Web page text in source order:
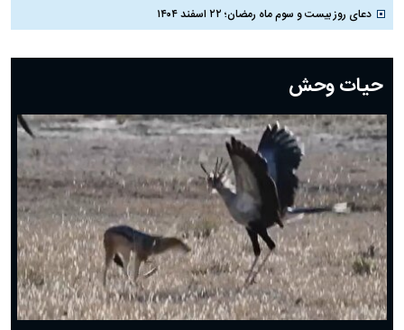
دعای روز بیست و سوم ماه رمضان؛ ۲۲ اسفند ۱۴۰۴
دعای روز بیستم ماه رمضان؛ ۱۹ اسفند ۱۴۰۴
دعای روز هشتم ماه مبارک رمضان؛ ۷ اسفند ماه ۱۴۰۴
دعای روز هفتم ماه رمضان؛ ۶ اسفند ۱۴۰۴
دعای روز ششم ماه رمضان؛ ۵ اسفند ۱۴۰۴
دعای روز پنجم ماه رمضان؛ ۴ اسفند ۱۴۰۴
دعای روز چهارم ماه مبارک رمضان؛ ۳ اسفند ۱۴۰۴
دعای روز سوم ماه مبارک رمضان؛ ۱۴ اسفند ۱۴۰۴
دعای روز دوم ماه مبارک رمضان ۱ اسفند ماه ۱۴۰۴
دعای روز اول ماه مبارک رمضان، ۳۰ بهمن ۱۴۰۴
حضرت زینب(س) چگونه از دنیا رفت؟
بهترین پیامک تبریک روز پدر ۱۴۰۴؛ جملات زیبا و صمیمانه
حیات وحش